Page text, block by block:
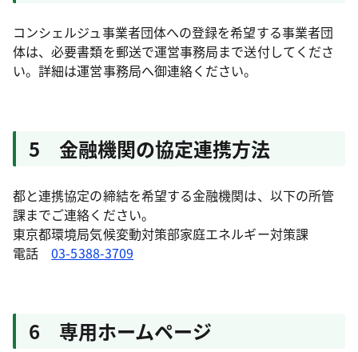
コンシェルジュ事業者団体への登録を希望する事業者団
体は、必要書類を郵送で運営事務局まで送付してくださ
い。詳細は運営事務局へ御連絡ください。
5 金融機関の協定連携方法
都と連携協定の締結を希望する金融機関は、以下の所管
課までご連絡ください。
東京都環境局気候変動対策部家庭エネルギー対策課
電話03-5388-3709
6 専用ホームページ